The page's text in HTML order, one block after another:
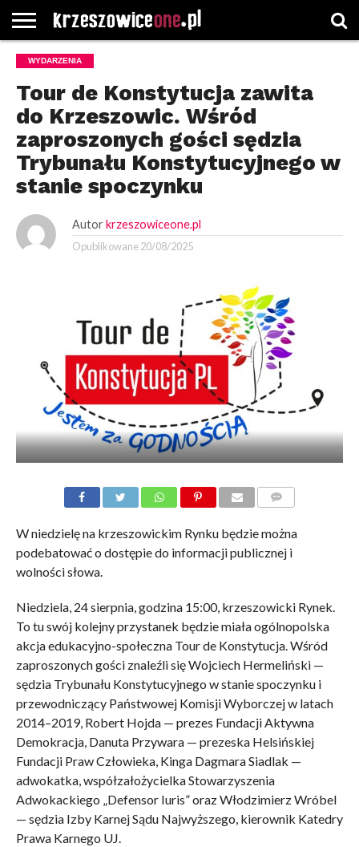
STRONA
GŁÓWNA
WYBORY
WYBIERZ
ROZKŁADY
GREGORCZYK
KONTAKT
WYDARZENIA
Tour de Konstytucja zawita
do Krzeszowic. Wśród
zaproszonych gości sędzia
Trybunału Konstytucyjnego w
stanie spoczynku
Autor krzeszowiceone.pl
Opublikowane 20/08/2025
W niedzielę na krzeszowickim Rynku będzie można
podebatować o dostępie do informacji publicznej i
wolności słowa.
Niedziela, 24 sierpnia, godzina 15:00, krzeszowicki Rynek.
To tu swój kolejny przystanek będzie miała ogólnopolska
akcja edukacyjno-społeczna Tour de Konstytucja. Wśród
zaproszonych gości znaleźli się Wojciech Hermeliński —
sędzia Trybunału Konstytucyjnego w stanie spoczynku i
przewodniczący Państwowej Komisji Wyborczej w latach
2014–2019, Robert Hojda — prezes Fundacji Aktywna
Demokracja, Danuta Przywara — prezeska Helsińskiej
Fundacji Praw Człowieka, Kinga Dagmara Siadlak —
adwokatka, współzałożycielka Stowarzyszenia
Adwokackiego „Defensor Iuris” oraz Włodzimierz Wróbel
— sędzia Izby Karnej Sądu Najwyższego, kierownik Katedry
Prawa Karnego UJ.